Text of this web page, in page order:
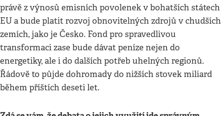
právě z výnosů emisních povolenek v bohatších státech
EU a bude platit rozvoj obnovitelných zdrojů v chudších
zemích, jako je Česko. Fond pro spravedlivou
transformaci zase bude dávat peníze nejen do
energetiky, ale i do dalších potřeb uhelných regionů.
Řádově to půjde dohromady do nižších stovek miliard
během příštích deseti let.